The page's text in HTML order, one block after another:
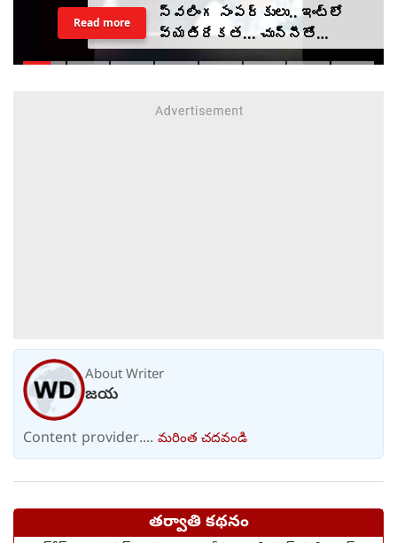
స్వలింగ సంపర్కులు.. ఇంట్లో
వ్యతిరేకత... చున్నీతో
ఉరేసుకుని ఆత్మహత్య
Read more
About Writer
జయ
Content provider.... మరింత చదవండి
తర్వాతి కథనం